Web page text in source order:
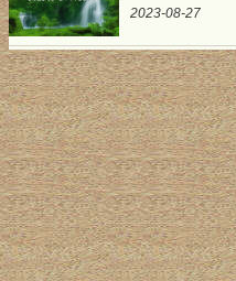
2023-08-27